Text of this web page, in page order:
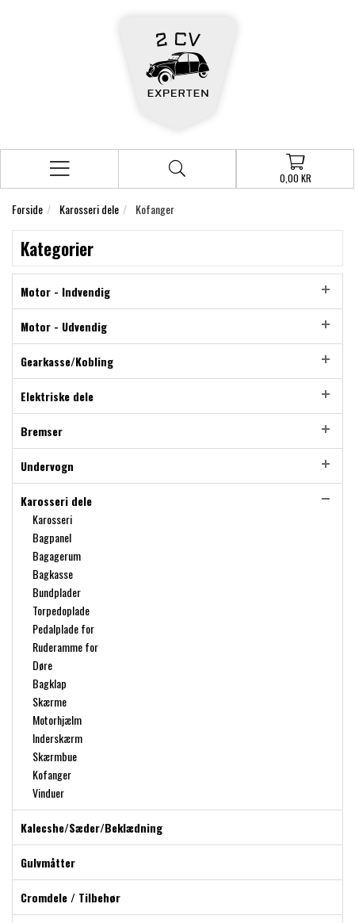
0,00 KR
Forside Karosseri dele Kofanger
Kategorier
Motor - Indvendig
Motor - Udvendig
Gearkasse/Kobling
Elektriske dele
Bremser
Undervogn
Karosseri dele
Karosseri
Bagpanel
Bagagerum
Bagkasse
Bundplader
Torpedoplade
Pedalplade for
Ruderamme for
Døre
Bagklap
Skærme
Motorhjælm
Inderskærm
Skærmbue
Kofanger
Vinduer
Kalecshe/Sæder/Beklædning
Gulvmåtter
Cromdele / Tilbehør